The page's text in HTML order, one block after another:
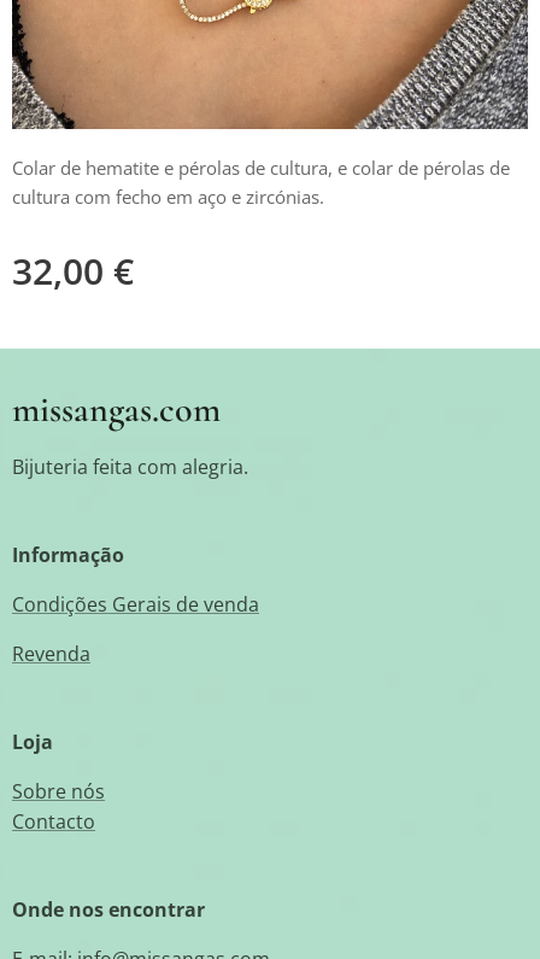
Colar de hematite e pérolas de cultura, e colar de pérolas de
cultura com fecho em aço e zircónias.
32,00 €
missangas.com
Bijuteria feita com alegria.
Informação
Condições Gerais de venda
Revenda
Loja
Sobre nós
Contacto
Onde nos encontrar